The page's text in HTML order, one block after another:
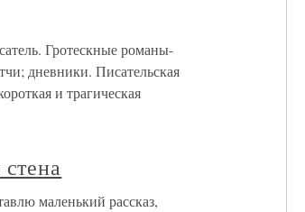
Гротескные романы-
дневники. Писательская
и трагическая
маленький рассказ,